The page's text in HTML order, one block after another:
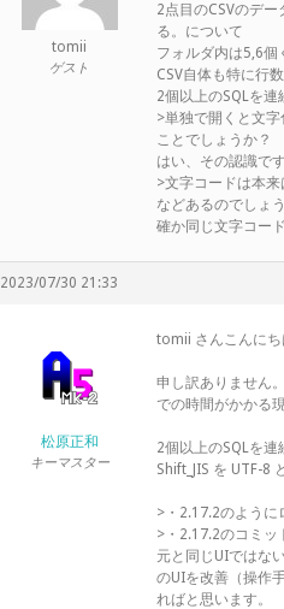
tomii
ゲスト
2点目のCSVのデ
る。について
フォルダ内は5,6個
CSV自体も特に行
2個以上のSQLを
>単独で開くと文
ことでしょうか？
はい、その認識です
>文字コードは本
などあるのでしょ
確か同じ文字コー
2023/07/30 21:33
松原正和
キーマスター
tomii さんこんにち
申し訳ありません
での時間がかかる
2個以上のSQLを連
Shift_JIS を UTF-8
>・2.17.2のように
>・2.17.2のコミッ
元と同じUIではな
のUIを改善（操作
ればと思います。